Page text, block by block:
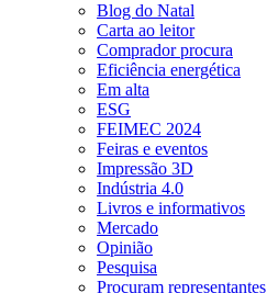
Blog do Natal
Carta ao leitor
Comprador procura
Eficiência energética
Em alta
ESG
FEIMEC 2024
Feiras e eventos
Impressão 3D
Indústria 4.0
Livros e informativos
Mercado
Opinião
Pesquisa
Procuram representantes